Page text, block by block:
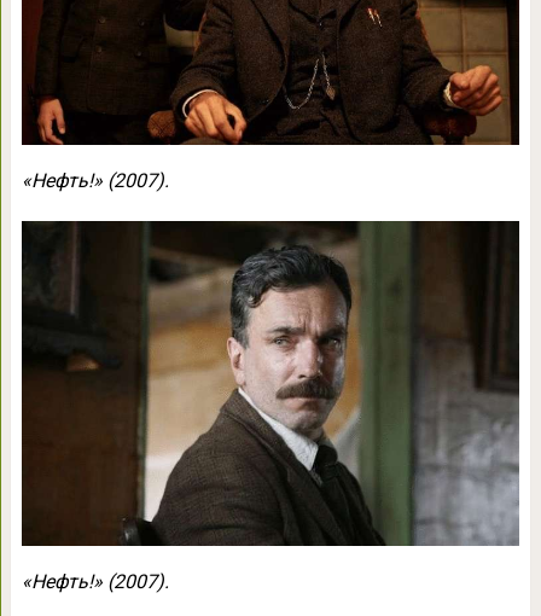
«Нефть!» (2007).
«Нефть!» (2007).